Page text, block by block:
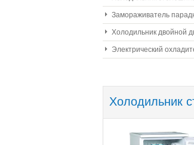
Замораживатель
Холодильник двойной
Электрический
Холодильник